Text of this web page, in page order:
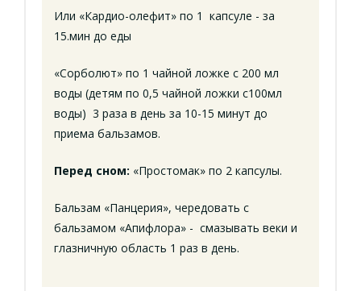
Или «Кардио-олефит» по 1 капсуле - за
15.мин до еды
«Сорболют» по 1 чайной ложке с 200 мл
воды (детям по 0,5 чайной ложки с100мл
воды) 3 раза в день за 10-15 минут до
приема бальзамов.
Перед сном: «Простомак» по 2 капсулы.
Бальзам «Панцерия», чередовать с
бальзамом «Апифлора» - смазывать веки и
глазничную область 1 раз в день.